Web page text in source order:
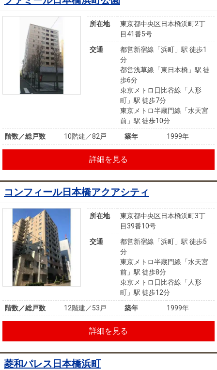
所在地
東京都中央区日本橋浜町2丁
目41番5号
交通
都営新宿線「浜町」駅 徒歩1
分
都営浅草線「東日本橋」駅 徒
歩6分
東京メトロ日比谷線「人形
町」駅 徒歩7分
東京メトロ半蔵門線「水天宮
前」駅 徒歩10分
階数／総戸数
10階建／82戸 築年 1999年
詳細を見る
コンフィール日本橋アクアシティ
所在地
東京都中央区日本橋浜町3丁
目39番10号
交通
都営新宿線「浜町」駅 徒歩5
分
東京メトロ半蔵門線「水天宮
前」駅 徒歩8分
東京メトロ日比谷線「人形
町」駅 徒歩12分
階数／総戸数
12階建／53戸 築年 1999年
詳細を見る
菱和パレス日本橋浜町